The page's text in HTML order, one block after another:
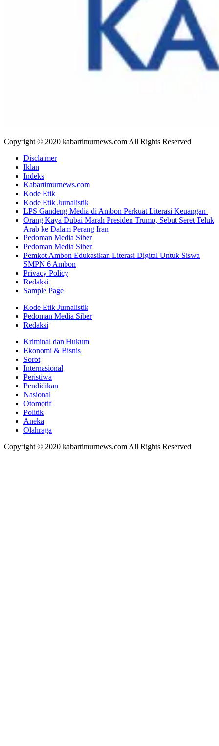
Copyright © 2020 kabartimurnews.com All Rights Reserved
Disclaimer
Iklan
Indeks
Kabartimurnews.com
Kode Etik
Kode Etik Jurnalistik
LPS Gandeng Media di Ambon Perkuat Literasi Keuangan
Orang Kaya Dubai Marah Presiden Trump, Sebut Seret Teluk
Arab ke Dalam Perang Iran
Pedoman Media Siber
Pedoman Media Siber
Pemkot Ambon Edukasikan Literasi Digital Untuk Siswa
SMPN 6 Ambon
Privacy Policy
Redaksi
Sample Page
Kode Etik Jurnalistik
Pedoman Media Siber
Redaksi
Kriminal dan Hukum
Ekonomi & Bisnis
Sorot
Internasional
Peristiwa
Pendidikan
Nasional
Otomotif
Politik
Aneka
Olahraga
Copyright © 2020 kabartimurnews.com All Rights Reserved